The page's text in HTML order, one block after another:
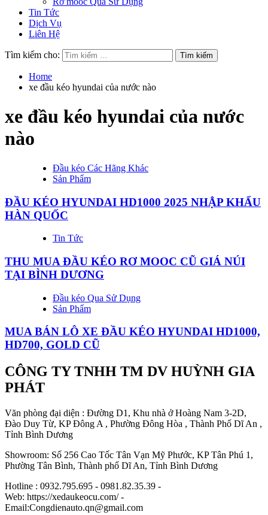
Tin Tức
Dịch Vụ
Liên Hệ
Tìm kiếm cho:
Home
xe đầu kéo hyundai của nước nào
xe đầu kéo hyundai của nước
nào
Đầu kéo Các Hãng Khác
Sản Phẩm
ĐẦU KÉO HYUNDAI HD1000 2025 NHẬP KHẨU
HÀN QUỐC
Tin Tức
THU MUA ĐẦU KÉO RƠ MOOC CŨ GIÁ NÚI
TẠI BÌNH DƯƠNG
Đầu kéo Qua Sử Dụng
Sản Phẩm
MUA BÁN LÔ XE ĐẦU KÉO HYUNDAI HD1000,
HD700, GOLD CŨ
CÔNG TY TNHH TM DV HUỲNH GIA
PHÁT
Văn phòng đại diện : Đường D1, Khu nhà ở Hoàng Nam 3-2D,
Đào Duy Từ, KP Đông A , Phường Đông Hòa , Thành Phố Dĩ An ,
Tỉnh Bình Dương
Showroom: Số 256 Cao Tốc Tân Vạn Mỹ Phước, KP Tân Phú 1,
Phường Tân Bình, Thành phố Dĩ An, Tỉnh Bình Dương
Hotline : 0932.795.695 - 0981.82.35.39 -
Web: https://xedaukeocu.com/ -
Email:Congdienauto.qn@gmail.com